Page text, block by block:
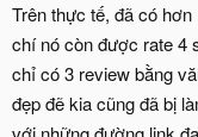
Trên thực tế, đã có
chí nó còn được rate 4
chỉ có 3 review bằng
đẹp đẽ kia cũng đã bị